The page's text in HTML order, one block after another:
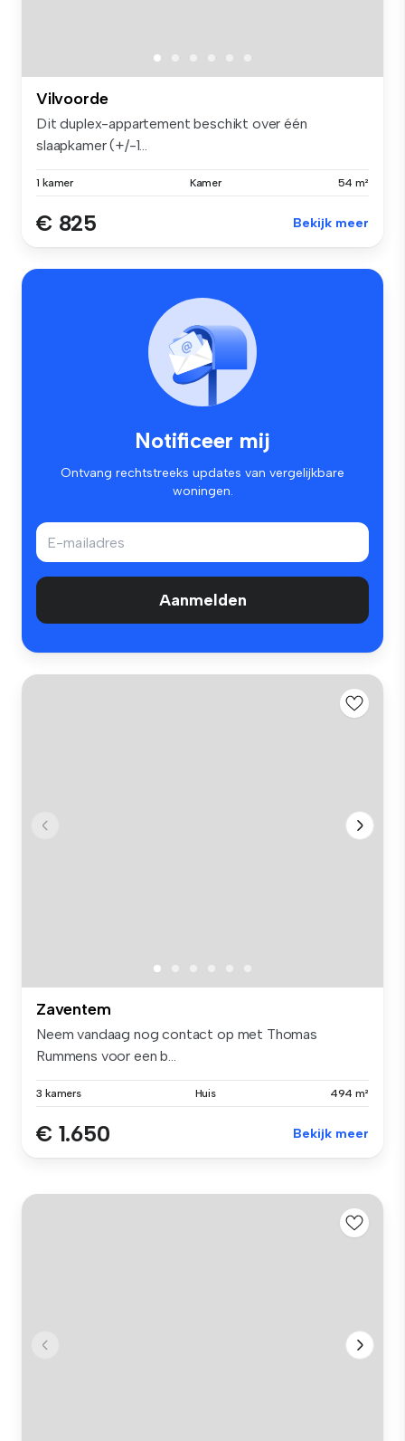
Vilvoorde
Dit duplex-appartement beschikt over één
slaapkamer (+/-1...
1 kamer Kamer 54 m²
€ 825 Bekijk meer
Notificeer mij
Ontvang rechtstreeks updates van vergelijkbare
woningen.
Aanmelden
Zaventem
Neem vandaag nog contact op met Thomas
Rummens voor een b...
3 kamers Huis 494 m²
€ 1.650 Bekijk meer